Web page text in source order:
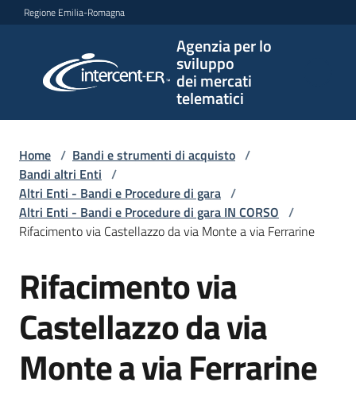
Vai al contenuto
Vai alla navigazione
Vai al footer
Regione Emilia-Romagna
Agenzia per lo
sviluppo
dei mercati
telematici
per lo
sviluppo
telematici
L'Agenzia
Bandi
strumenti
acquisto
Home / Bandi e strumenti di acquisto /
Bandi altri Enti /
Altri Enti - Bandi e Procedure di gara /
Altri Enti - Bandi e Procedure di gara IN CORSO /
Rifacimento via Castellazzo da via Monte a via Ferrarine
Salta al contenuto
Rifacimento via
Castellazzo da via
Monte a via Ferrarine